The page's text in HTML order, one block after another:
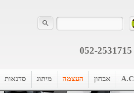
052-2531715
אבחון העצמה מיתוג סדנאות